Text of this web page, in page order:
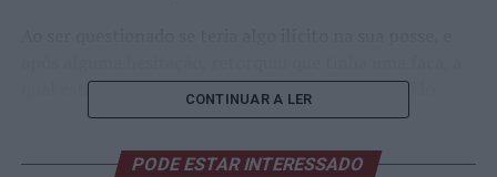
qual estaria no interior do casaco que trazia vestido.
na sua posse um punhal, estilo árabe, com comprimento
CONTINUAR A LER
PODE ESTAR INTERESSADO